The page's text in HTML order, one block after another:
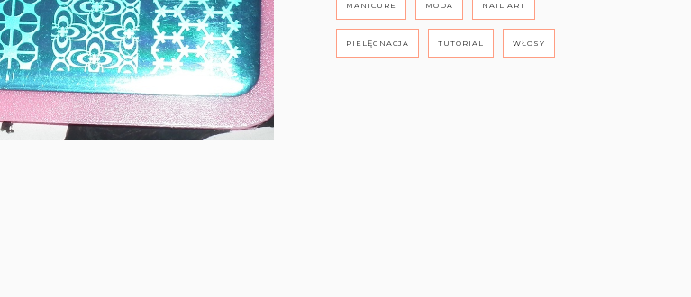
MANICURE MODA NAIL ART
PIELĘGNACJA TUTORIAL WŁOSY